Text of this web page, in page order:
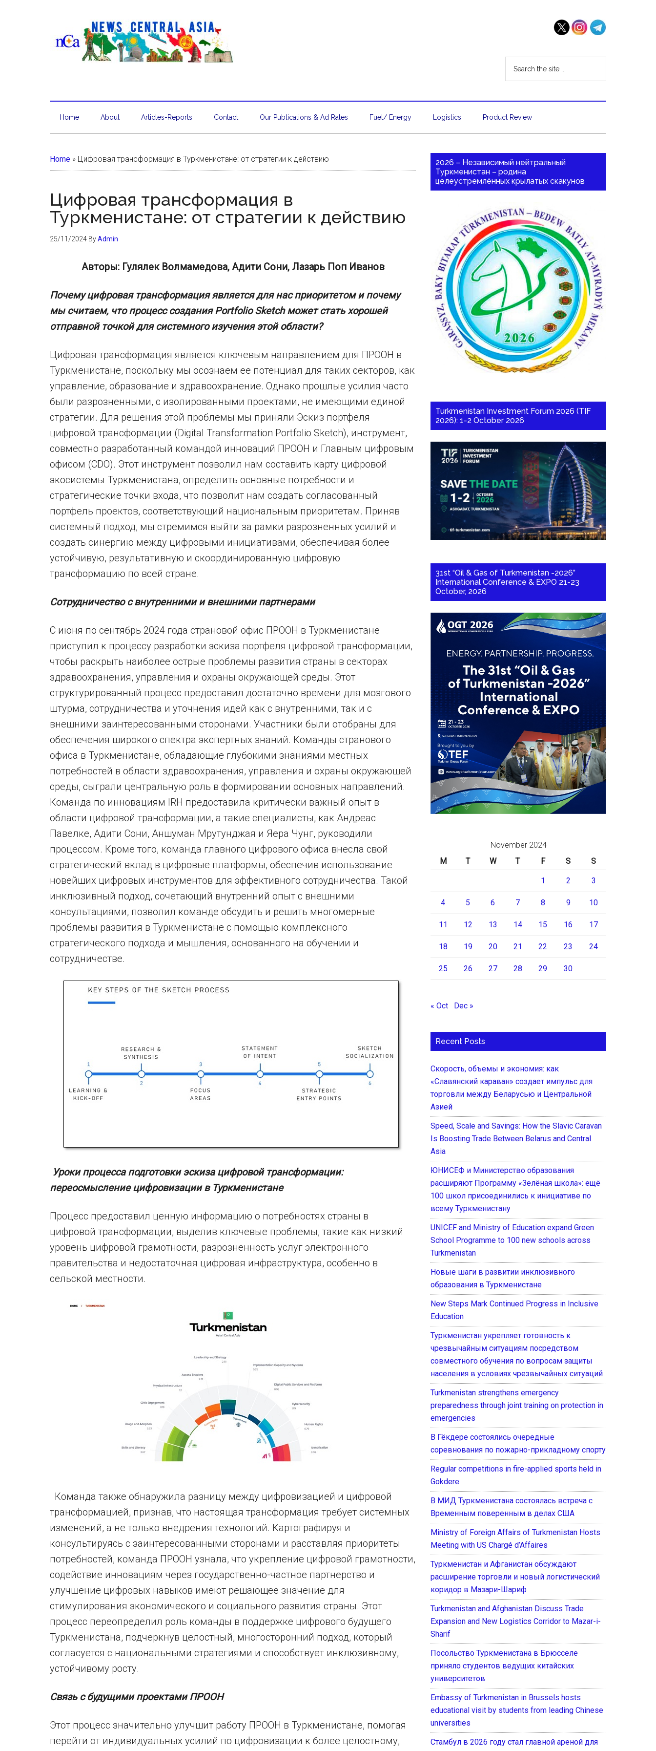
Home About Articles-Reports Contact Our Publications & Ad Rates Fuel/ Energy Logistics Product Review
Home » Цифровая трансформация в Туркменистане: от стратегии к действию
Цифровая трансформация в
Туркменистане: от стратегии к действию
25/11/2024 ByAdmin
Авторы: Гулялек Волмамедова, Адити Сони, Лазарь Поп Иванов
Почему цифровая трансформация является для нас приоритетом и почему
мы считаем, что процесс создания Portfolio Sketch может стать хорошей
отправной точкой для системного изучения этой области?
Цифровая трансформация является ключевым направлением для ПРООН в
Туркменистане, поскольку мы осознаем ее потенциал для таких секторов, как
управление, образование и здравоохранение. Однако прошлые усилия часто
были разрозненными, с изолированными проектами, не имеющими единой
стратегии. Для решения этой проблемы мы приняли Эскиз портфеля
цифровой трансформации (Digital Transformation Portfolio Sketch), инструмент,
совместно разработанный командой инноваций ПРООН и Главным цифровым
офисом (CDO). Этот инструмент позволил нам составить карту цифровой
экосистемы Туркменистана, определить основные потребности и
стратегические точки входа, что позволит нам создать согласованный
портфель проектов, соответствующий национальным приоритетам. Приняв
системный подход, мы стремимся выйти за рамки разрозненных усилий и
создать синергию между цифровыми инициативами, обеспечивая более
устойчивую, результативную и скоординированную цифровую
трансформацию по всей стране.
Сотрудничество с внутренними и внешними партнерами
С июня по сентябрь 2024 года страновой офис ПРООН в Туркменистане
приступил к процессу разработки эскиза портфеля цифровой трансформации,
чтобы раскрыть наиболее острые проблемы развития страны в секторах
здравоохранения, управления и охраны окружающей среды. Этот
структурированный процесс предоставил достаточно времени для мозгового
штурма, сотрудничества и уточнения идей как с внутренними, так и с
внешними заинтересованными сторонами. Участники были отобраны для
обеспечения широкого спектра экспертных знаний. Команды странового
офиса в Туркменистане, обладающие глубокими знаниями местных
потребностей в области здравоохранения, управления и охраны окружающей
среды, сыграли центральную роль в формировании основных направлений.
Команда по инновациям IRH предоставила критически важный опыт в
области цифровой трансформации, а такие специалисты, как Андреас
Павелке, Адити Сони, Аншуман Мрутунджая и Яера Чунг, руководили
процессом. Кроме того, команда главного цифрового офиса внесла свой
стратегический вклад в цифровые платформы, обеспечив использование
новейших цифровых инструментов для эффективного сотрудничества. Такой
инклюзивный подход, сочетающий внутренний опыт с внешними
консультациями, позволил команде обсудить и решить многомерные
проблемы развития в Туркменистане с помощью комплексного
стратегического подхода и мышления, основанного на обучении и
сотрудничестве.
Уроки процесса подготовки эскиза цифровой трансформации:
переосмысление цифровизации в Туркменистане
Процесс предоставил ценную информацию о потребностях страны в
цифровой трансформации, выделив ключевые проблемы, такие как низкий
уровень цифровой грамотности, разрозненность услуг электронного
правительства и недостаточная цифровая инфраструктура, особенно в
сельской местности.
Команда также обнаружила разницу между цифровизацией и цифровой
трансформацией, признав, что настоящая трансформация требует системных
изменений, а не только внедрения технологий. Картографируя и
консультируясь с заинтересованными сторонами и расставляя приоритеты
потребностей, команда ПРООН узнала, что укрепление цифровой грамотности,
содействие инновациям через государственно-частное партнерство и
улучшение цифровых навыков имеют решающее значение для
стимулирования экономического и социального развития страны. Этот
процесс переопределил роль команды в поддержке цифрового будущего
Туркменистана, подчеркнув целостный, многосторонний подход, который
согласуется с национальными стратегиями и способствует инклюзивному,
устойчивому росту.
Связь с будущими проектами ПРООН
Этот процесс значительно улучшит работу ПРООН в Туркменистане, помогая
перейти от индивидуальных усилий по цифровизации к более целостному,
2026 – Независимый нейтральный
Туркменистан – родина
целеустремлённых крылатых скакунов
Turkmenistan Investment Forum 2026 (TIF
2026): 1-2 October 2026
31st “Oil & Gas of Turkmenistan -2026”
International Conference & EXPO 21-23
October, 2026
November 2024
M
T W T F S S
1 2 3
4 5 6 7 8 9 10
11 12 13 14 15 16 17
18 19 20 21 22 23 24
25 26 27 28 29 30
« Oct Dec »
Recent Posts
Скорость, объемы и экономия: как
«Славянский караван» создает импульс для
торговли между Беларусью и Центральной
Азией
Speed, Scale and Savings: How the Slavic Caravan
Is Boosting Trade Between Belarus and Central
Asia
ЮНИСЕФ и Министерство образования
расширяют Программу «Зелёная школа»: ещё
100 школ присоединились к инициативе по
всему Туркменистану
UNICEF and Ministry of Education expand Green
School Programme to 100 new schools across
Turkmenistan
Новые шаги в развитии инклюзивного
образования в Туркменистане
New Steps Mark Continued Progress in Inclusive
Education
Туркменистан укрепляет готовность к
чрезвычайным ситуациям посредством
совместного обучения по вопросам защиты
населения в условиях чрезвычайных ситуаций
Turkmenistan strengthens emergency
preparedness through joint training on protection in
emergencies
В Гёкдере состоялись очередные
соревнования по пожарно-прикладному спорту
Regular competitions in fire-applied sports held in
Gokdere
В МИД Туркменистана состоялась встреча с
Временным поверенным в делах США
Ministry of Foreign Affairs of Turkmenistan Hosts
Meeting with US Chargé d’Affaires
Туркменистан и Афганистан обсуждают
расширение торговли и новый логистический
коридор в Мазари-Шариф
Turkmenistan and Afghanistan Discuss Trade
Expansion and New Logistics Corridor to Mazar-i-
Sharif
Посольство Туркменистана в Брюсселе
приняло студентов ведущих китайских
университетов
Embassy of Turkmenistan in Brussels hosts
educational visit by students from leading Chinese
universities
Стамбул в 2026 году стал главной ареной для